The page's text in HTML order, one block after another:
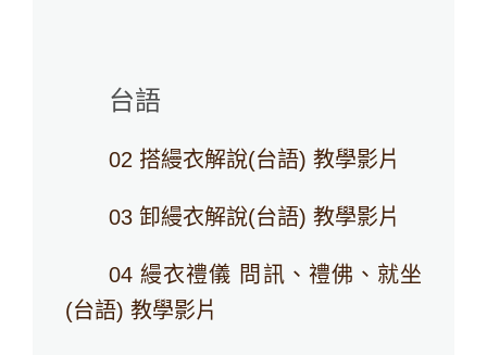
台語
02 搭縵衣解說(台語) 教學影片
03 卸縵衣解說(台語) 教學影片
04 縵衣禮儀 問訊、禮佛、就坐
(台語) 教學影片